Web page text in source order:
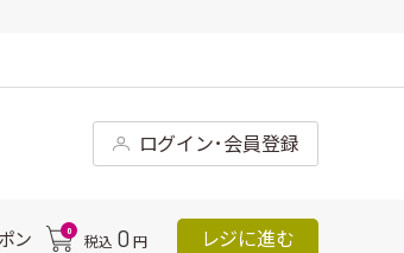
ログイン･会員登録
ン 0
税込 0 円 レジに進む